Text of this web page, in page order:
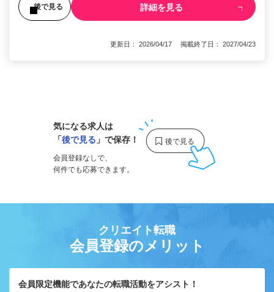
後で見る 詳細を見る
更新日： 2026/04/17 掲載終了日： 2027/04/23
気になる求人は
「後で見る 」で保存！
会員登録なしで、
何件でも応募できます。
クリエイト転職
会員登録のメリット
会員限定機能であなたの転職活動をアシスト！